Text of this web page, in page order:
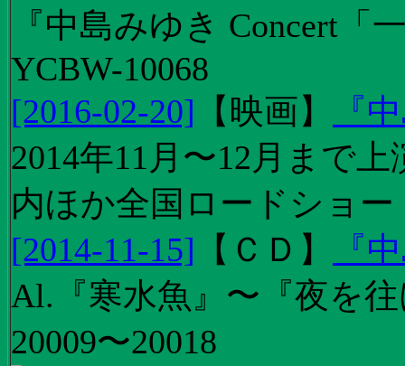
『中島みゆき Concert
YCBW-10068
[2016-02-20] 【 映画】
『
2014年11月〜12月まで
内ほか全国ロードショー
[2014-11-15] 【 ＣＤ 】
『
Al.『寒水魚』〜『夜を
20009〜20018